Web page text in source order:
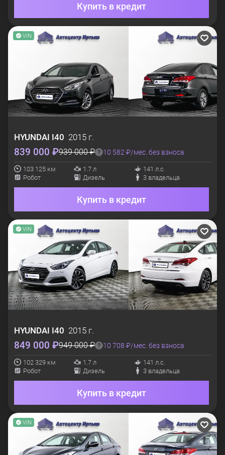
Купить в кредит
VIN
HYUNDAI I40 2015 г.
839 000 ₽939 000 ₽ 10 582 ₽/мес. без взноса
103 125 км 1.7 л
141 л.с.
Робот
Дизель 3 владельца
Купить в кредит
VIN
HYUNDAI I40 2015 г.
849 000 ₽949 000 ₽ 10 708 ₽/мес. без взноса
102 329 км 1.7 л
141 л.с.
Робот
Дизель 3 владельца
Купить в кредит
VIN